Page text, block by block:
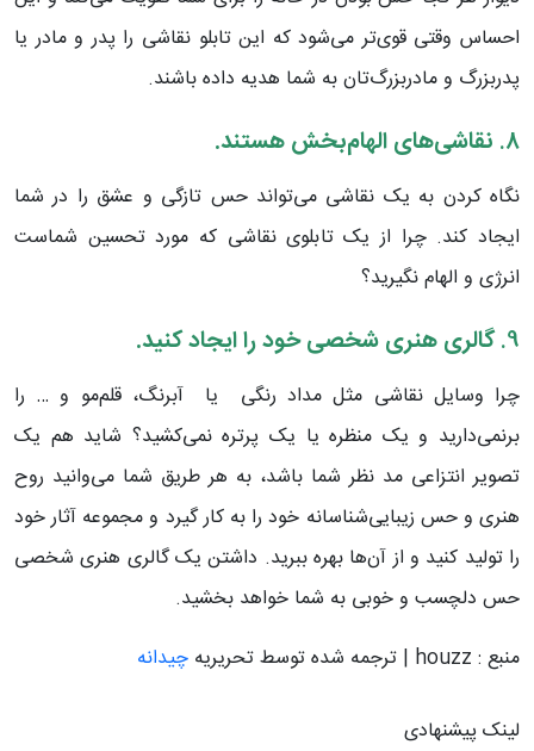
احساس وقتی قوی‌تر می‌شود که این تابلو نقاشی را پدر و مادر یا
پدربزرگ و مادربزرگ‌تان به شما هدیه داده باشند.
8. نقاشی‌های الهام‌بخش هستند.
نگاه کردن به یک نقاشی می‌تواند حس تازگی و عشق را در شما
ایجاد کند. چرا از یک تابلوی نقاشی که مورد تحسین شماست
انرژی و الهام نگیرید؟
9. گالری هنری شخصی خود را ایجاد کنید.
چرا وسایل نقاشی مثل مداد رنگی یا آبرنگ، قلم‌مو و … را
برنمی‌دارید و یک منظره یا یک پرتره نمی‌کشید؟ شاید هم یک
تصویر انتزاعی مد نظر شما باشد، به هر طریق شما می‌وانید روح
هنری و حس زیبایی‌شناسانه خود را به کار گیرد و مجموعه آثار خود
را تولید کنید و از آن‌ها بهره ببرید. داشتن یک گالری هنری شخصی
حس دلچسب و خوبی به شما خواهد بخشید.
منبع : houzz | ترجمه شده توسط تحریریه
چیدانه
لینک پیشنهادی